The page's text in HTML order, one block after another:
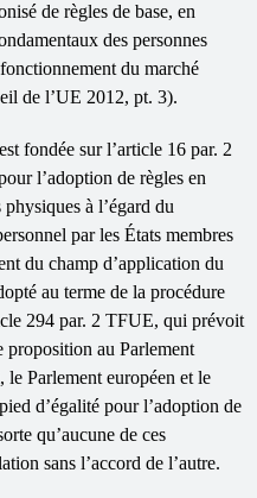
de règles de base, en
des personnes
du marché
de l’UE 2012, pt. 3).
fondée sur l’article 16 par. 2
l’adoption de règles en
à l’égard du
par les États membres
du champ d’application du
au terme de la procédure
294 par. 2 TFUE, qui prévoit
proposition au Parlement
Parlement européen et le
d’égalité pour l’adoption de
qu’aucune de ces
sans l’accord de l’autre.